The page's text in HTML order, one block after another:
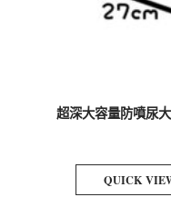
超深大容量防噴尿
QUICK